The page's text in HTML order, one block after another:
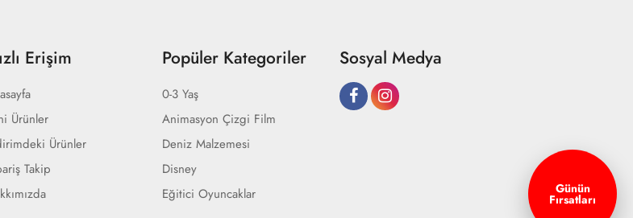
Erişim
Ürünler
Ürünler
Takip
Popüler Kategoriler
0-3 Yaş
Animasyon Çizgi Film
Deniz Malzemesi
Disney
Eğitici Oyuncaklar
Sosyal Medya
Günün
Fırsatları